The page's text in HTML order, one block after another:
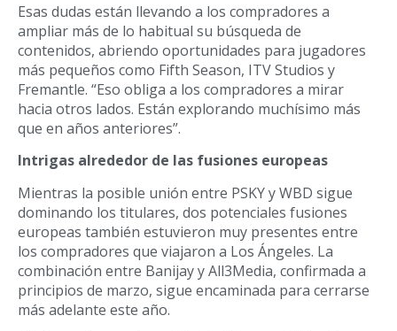
Esas dudas están llevando a los compradores a
ampliar más de lo habitual su búsqueda de
contenidos, abriendo oportunidades para jugadores
más pequeños como Fifth Season, ITV Studios y
Fremantle. “Eso obliga a los compradores a mirar
hacia otros lados. Están explorando muchísimo más
que en años anteriores”.
Intrigas alrededor de las fusiones europeas
Mientras la posible unión entre PSKY y WBD sigue
dominando los titulares, dos potenciales fusiones
europeas también estuvieron muy presentes entre
los compradores que viajaron a Los Ángeles. La
combinación entre Banijay y All3Media, confirmada a
principios de marzo, sigue encaminada para cerrarse
más adelante este año.